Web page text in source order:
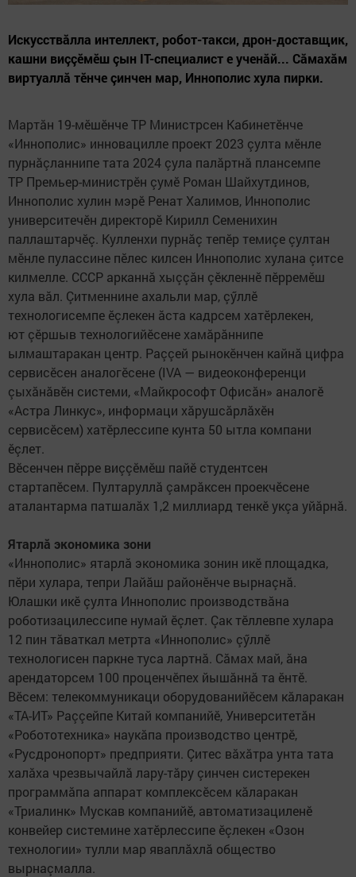
Искусствăлла интеллект, робот-такси, дрон-доставщик,
кашни виççӗмӗш çын IT-специалист е ученăй... Сăмахăм
виртуаллă тӗнче çинчен мар, Иннополис хула пирки.
Мартăн 19-мӗшӗнче ТР Министрсен Кабинетӗнче
«Иннополис» инновацилле проект 2023 çулта мӗнле
пурнăçланнипе тата 2024 çула палăртнă плансемпе
ТР Премьер-министрӗн çумӗ Роман Шайхутдинов,
Иннополис хулин мэрӗ Ренат Халимов, Иннополис
университечӗн директорӗ Кирилл Семенихин
паллаштарчӗç. Кулленхи пурнăç тепӗр темиçе çултан
мӗнле пулассине пӗлес килсен Иннополис хулана çитсе
килмелле. СССР арканнă хыççăн çӗкленнӗ пӗрремӗш
хула вăл. Çитменнине ахальли мар, çӳллӗ
технологисемпе ӗçлекен ăста кадрсем хатӗрлекен,
ют çӗршыв технологийӗсене хамăрăннипе
ылмаштаракан центр. Раççей рынокӗнчен кайнă цифра
сервисӗсен аналогӗсене (IVA — видеоконференци
çыхăнăвӗн системи, «Майкрософт Офисăн» аналогӗ
«Астра Линкус», информаци хăрушсăрлăхӗн
сервисӗсем) хатӗрлессипе кунта 50 ытла компани
ӗçлет.
Вӗсенчен пӗрре виççӗмӗш пайӗ студентсен
стартапӗсем. Пултаруллă çамрăксен проекчӗсене
аталантарма патшалăх 1,2 миллиард тенкӗ укçа уйăрнă.
Ятарлă экономика зони
«Иннополис» ятарлă экономика зонин икӗ площадка,
пӗри хулара, тепри Лайăш районӗнче вырнаçнă.
Юлашки икӗ çулта Иннополис производствăна
роботизацилессипе нумай ӗçлет. Çак тӗллевпе хулара
12 пин тăваткал метрта «Иннополис» çӳллӗ
технологисен паркне туса лартнă. Сăмах май, ăна
арендаторсем 100 проценчӗпех йышăннă та ӗнтӗ.
Вӗсем: телекоммуникаци оборудованийӗсем кăларакан
«ТА-ИТ» Раççейпе Китай компанийӗ, Университетăн
«Робототехника» наукăпа производство центрӗ,
«Русдронопорт» предприяти. Çитес вăхăтра унта тата
халăха чрезвычайлă лару-тăру çинчен систерекен
программăпа аппарат комплексӗсем кăларакан
«Триалинк» Мускав компанийӗ, автоматизациленӗ
конвейер системине хатӗрлессипе ӗçлекен «Озон
технологии» тулли мар яваплăхлă общество
вырнаçмалла.